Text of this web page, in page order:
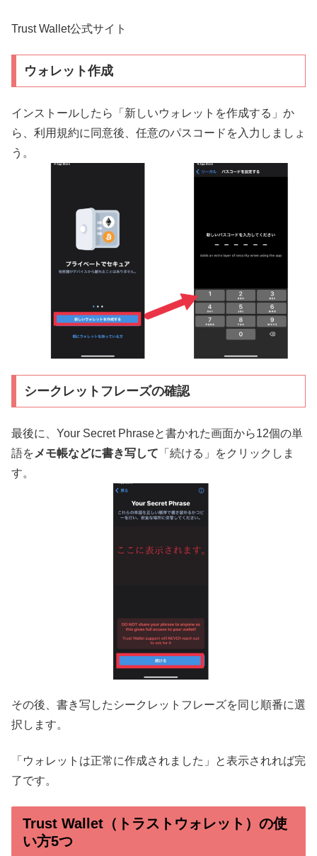
Trust Wallet公式サイト
ウォレット作成
インストールしたら「新しいウォレットを作成する」か
ら、利用規約に同意後、任意のパスコードを入力しましょ
う。
シークレットフレーズの確認
最後に、Your Secret Phraseと書かれた画面から12個の単
語を メモ帳などに書き写して 「続ける」をクリックしま
す。
その後、書き写したシークレットフレーズを同じ順番に選
択します。
「ウォレットは正常に作成されました」と表示されれば完
了です。
Trust Wallet（トラストウォレット）の使
い方5つ